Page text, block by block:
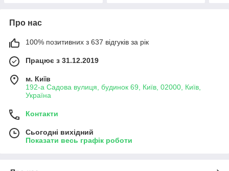
Про нас
100% позитивних з 637 відгуків за рік
Працює з 31.12.2019
м. Київ
192-а Садова вулиця, будинок 69, Київ, 02000, Київ,
Україна
Контакти
Сьогодні вихідний
Показати весь графік роботи